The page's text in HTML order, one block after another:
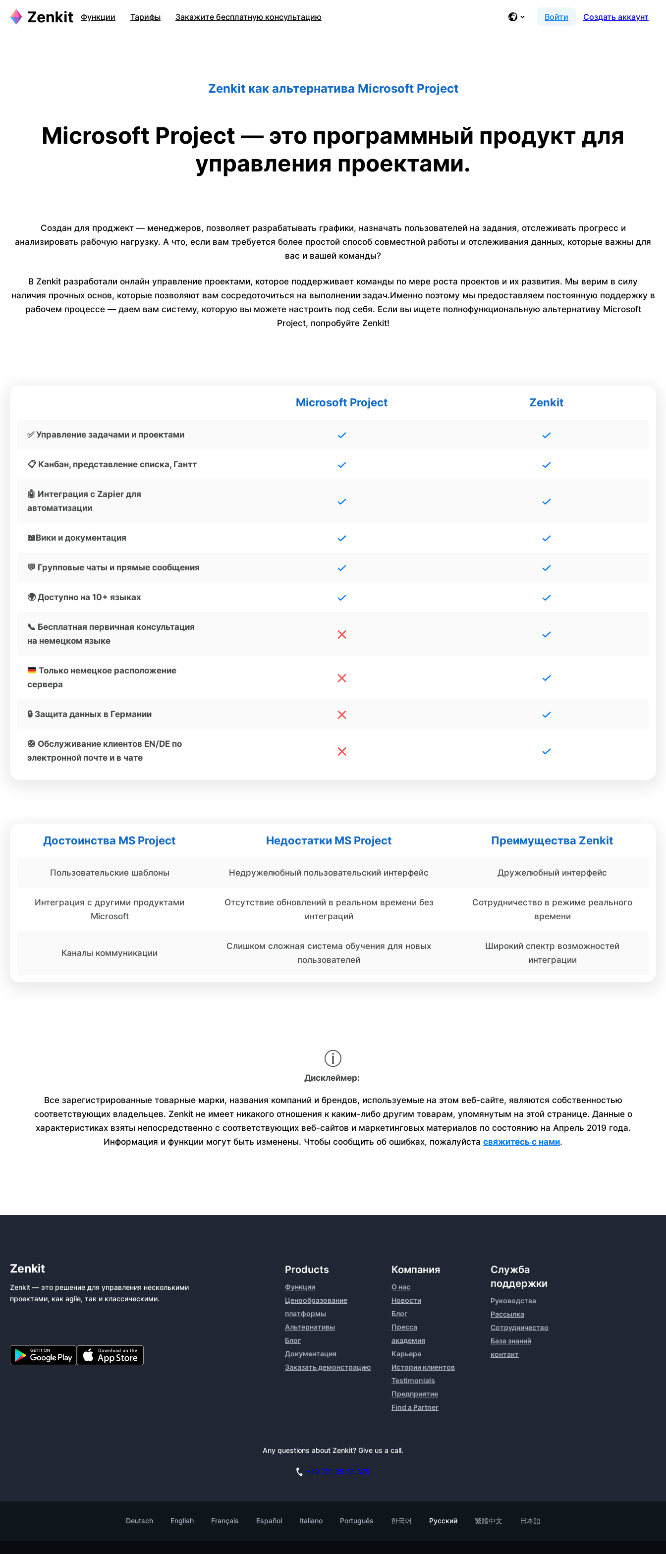
Функции Тарифы Закажите бесплатную консультацию Войти Создать аккаунт
Zenkit как альтернатива Microsoft Project
Microsoft Project — это программный продукт для
управления проектами.
Создан для проджект — менеджеров, позволяет разрабатывать графики, назначать пользователей на задания, отслеживать прогресс и
анализировать рабочую нагрузку. А что, если вам требуется более простой способ совместной работы и отслеживания данных, которые важны для
вас и вашей команды?
В Zenkit разработали онлайн управление проектами, которое поддерживает команды по мере роста проектов и их развития. Мы верим в силу
наличия прочных основ, которые позволяют вам сосредоточиться на выполнении задач.Именно поэтому мы предоставляем постоянную поддержку в
рабочем процессе — даем вам систему, которую вы можете настроить под себя. Если вы ищете полнофункциональную альтернативу Microsoft
Project, попробуйте Zenkit!
Microsoft Project Zenkit
✅ Управление задачами и проектами
📋 Канбан, представление списка, Гантт
🤖 Интеграция с Zapier для
автоматизации
📖Вики и документация
💬 Групповые чаты и прямые сообщения
🌍 Доступно на 10+ языках
📞 Бесплатная первичная консультация
на немецком языке
Только немецкое расположение
сервера
🔒 Защита данных в Германии
🛟 Обслуживание клиентов EN/DE по
электронной почте и в чате
Достоинства MS Project Недостатки MS Project Преимущества Zenkit
Пользовательские шаблоны Недружелюбный пользовательский интерфейс Дружелюбный интерфейс
Интеграция с другими продуктами
Microsoft
Отсутствие обновлений в реальном времени без
интеграций
Сотрудничество в режиме реального
времени
Каналы коммуникации
Слишком сложная система обучения для новых
пользователей
Широкий спектр возможностей
интеграции
Дисклеймер:
Все зарегистрированные товарные марки, названия компаний и брендов, используемые на этом веб-сайте, являются собственностью
соответствующих владельцев. Zenkit не имеет никакого отношения к каким-либо другим товарам, упомянутым на этой странице. Данные о
характеристиках взяты непосредственно с соответствующих веб-сайтов и маркетинговых материалов по состоянию на Апрель 2019 года.
Информация и функции могут быть изменены. Чтобы сообщить об ошибках, пожалуйста свяжитесь с нами.
Zenkit
Zenkit — это решение для управления несколькими
проектами, как agile, так и классическими.
Products
Функции
Ценообразование
платформы
Альтернативы
Блог
Документация
Заказать демонстрацию
Компания
О нас
Новости
Блог
Пресса
академия
Карьера
Истории клиентов
Testimonials
Предприятие
Find a Partner
Служба
поддержки
Руководства
Рассылка
Сотрудничество
База знаний
контакт
Any questions about Zenkit? Give us a call.
+49 721 35 28 375
Deutsch English Français Español Italiano Português 한국어 Русский 繁體中文 日本語